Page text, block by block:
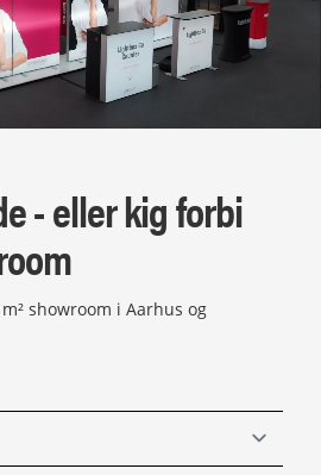
- eller kig forbi
showroom i Aarhus og